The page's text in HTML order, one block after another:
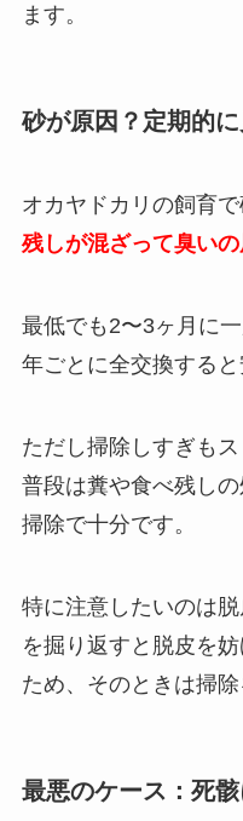
ます。
砂が原因？定期的に
オカヤドカリの飼育で
残しが混ざって臭いの
最低でも2〜3ヶ月に
年ごとに全交換すると
ただし掃除しすぎも
普段は糞や食べ残し
掃除で十分です。
特に注意したいのは
を掘り返すと脱皮を
ため、そのときは掃
最悪のケース：死